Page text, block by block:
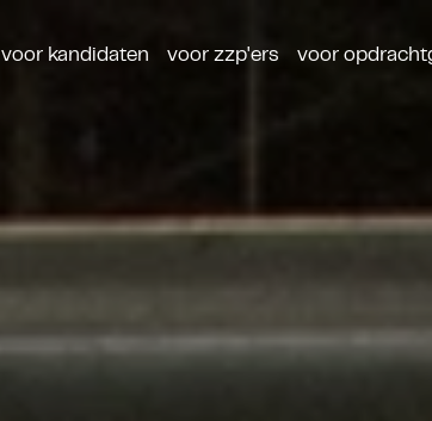
voor kandidaten voor zzp'ers voor